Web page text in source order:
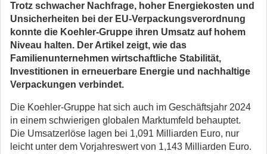
Trotz schwacher Nachfrage, hoher Energiekosten und
Unsicherheiten bei der EU-Verpackungsverordnung
konnte die Koehler-Gruppe ihren Umsatz auf hohem
Niveau halten. Der Artikel zeigt, wie das
Familienunternehmen wirtschaftliche Stabilität,
Investitionen in erneuerbare Energie und nachhaltige
Verpackungen verbindet.
Die Koehler-Gruppe hat sich auch im Geschäftsjahr 2024
in einem schwierigen globalen Marktumfeld behauptet.
Die Umsatzerlöse lagen bei 1,091 Milliarden Euro, nur
leicht unter dem Vorjahreswert von 1,143 Milliarden Euro.